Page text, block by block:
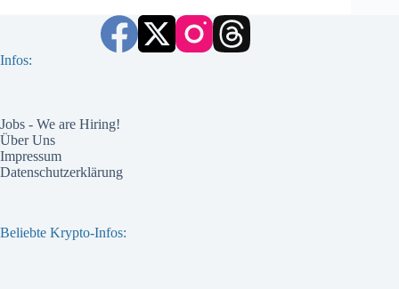
Infos:
Jobs - We are Hiring!
Über Uns
Impressum
Datenschutzerklärung
Beliebte Krypto-Infos: